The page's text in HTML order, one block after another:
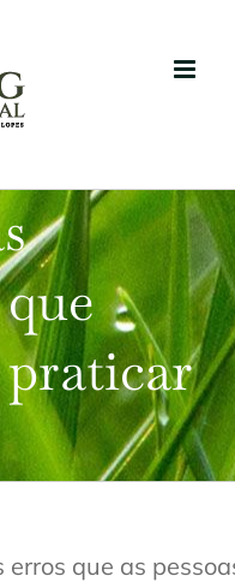
erros que as